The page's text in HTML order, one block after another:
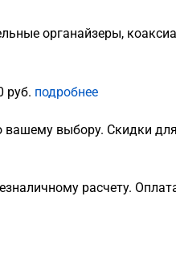
органайзеры,
руб. подробнее
выбору. Скидки
расчету.